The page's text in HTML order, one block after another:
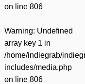
on line 806
Warning: Undefined
array key 1 in
/home/indiegrab/
includes/media.php
on line 806